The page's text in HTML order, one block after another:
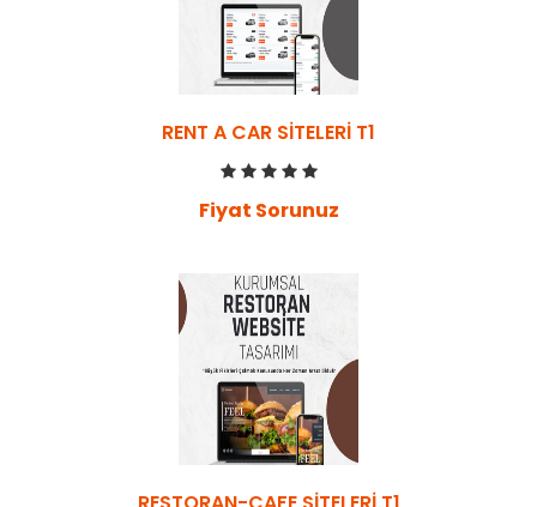
RENT A CAR SITELERI T1
Fiyat Sorunuz